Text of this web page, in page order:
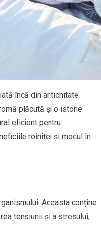
încă din antichitate
plăcută și o istorie
eficient pentru
roiniței și modul în
Aceasta conține
tensiunii și a stresului,